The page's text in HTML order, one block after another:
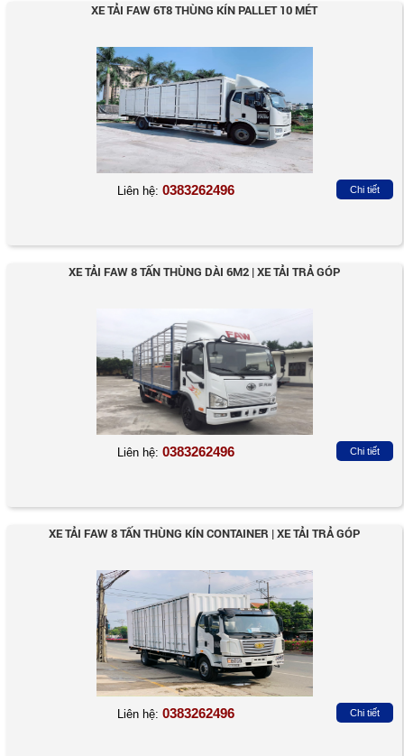
XE TẢI FAW 6T8 THÙNG KÍN PALLET 10 MÉT
Liên hệ: 0383262496 Chi tiết
XE TẢI FAW 8 TẤN THÙNG DÀI 6M2 | XE TẢI TRẢ GÓP
Liên hệ: 0383262496 Chi tiết
XE TẢI FAW 8 TẤN THÙNG KÍN CONTAINER | XE TẢI TRẢ GÓP
Liên hệ: 0383262496 Chi tiết